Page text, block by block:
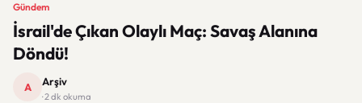
Gündem
İsrail'de Çıkan Olaylı Maç: Savaş Alanına
Döndü!
A Arşiv
· 2 dk okuma